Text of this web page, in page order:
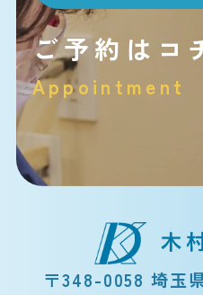
ご予約はコ
Appointment
〒348-0058 埼玉